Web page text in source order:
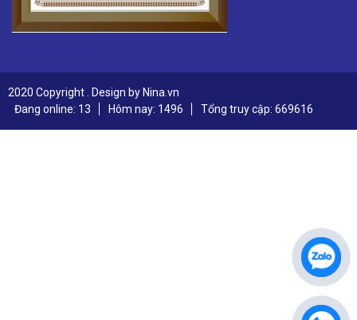
2020 Copyright . Design by Nina.vn
Đang online: 13
Hôm nay: 1496 Tổng truy cập: 669616